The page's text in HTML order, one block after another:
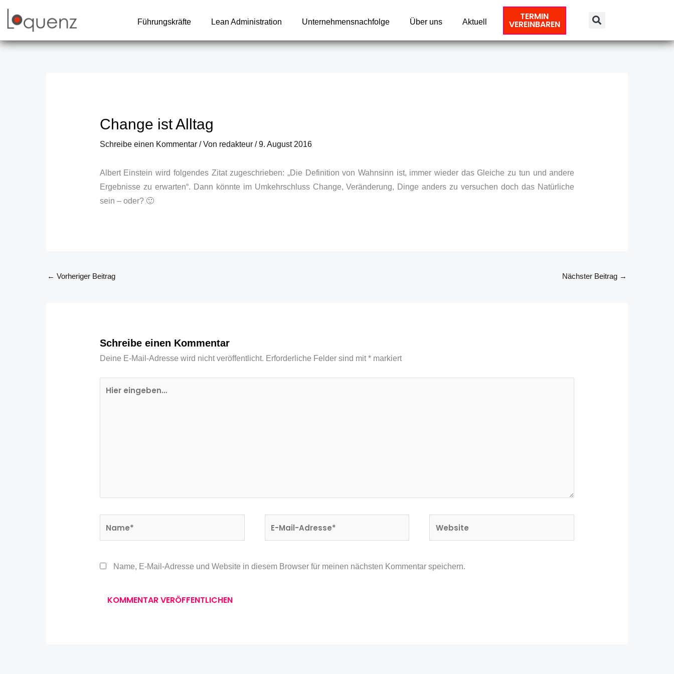
Inhalt
Führungskräfte Lean Administration Unternehmensnachfolge Über uns Aktuell TERMIN
VEREINBAREN
Change ist Alltag
Schreibe einen Kommentar / Von redakteur /9. August 2016
Albert Einstein wird folgendes Zitat zugeschrieben: „Die Definition von Wahnsinn ist, immer wieder das Gleiche zu tun und andere
Ergebnisse zu erwarten“. Dann könnte im Umkehrschluss Change, Veränderung, Dinge anders zu versuchen doch das Natürliche
sein – oder? 🙂
← Vorheriger Beitrag Nächster Beitrag →
Schreibe einen Kommentar
Deine E-Mail-Adresse wird nicht veröffentlicht. Erforderliche Felder sind mit*markiert
eingeben…
Name, E-Mail-Adresse und Website in diesem Browser für meinen nächsten Kommentar speichern.